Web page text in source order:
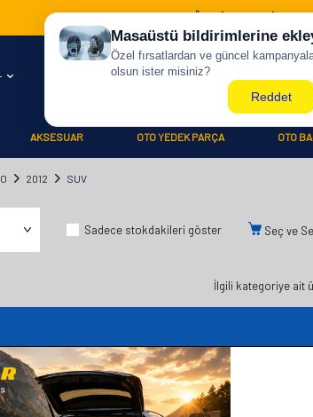
500 TL ÜZERİ KARGO BİZDEN !
AKSESUAR OTO YEDEK PARÇA OTO
2012 SUV
Sadece stokdakileri göster Seç ve
İlgili kategoriye ait
Üye
Sepetim